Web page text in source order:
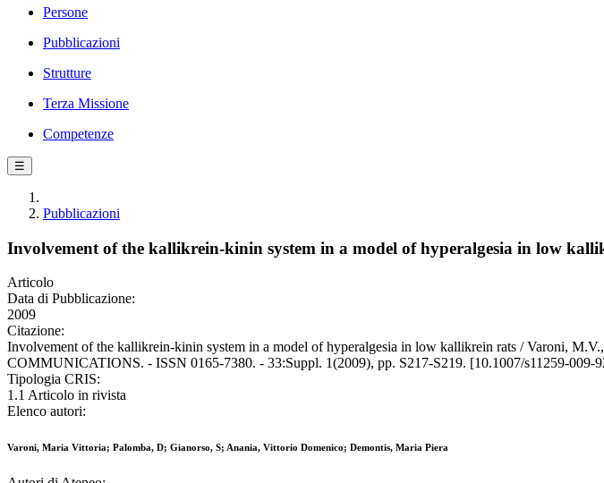
Persone
Pubblicazioni
Strutture
Terza Missione
Competenze
☰
Pubblicazioni
Involvement of the kallikrein-kinin system in a model of hyperalgesia in low
Articolo
Data di Pubblicazione:
2009
Citazione:
Involvement of the kallikrein-kinin system in a model of hyperalgesia in low kallikrein rats / Varoni,
COMMUNICATIONS. - ISSN 0165-7380. - 33:Suppl. 1(2009), pp. S217-S219. [10.1007/s11259-009-
Tipologia CRIS:
1.1 Articolo in rivista
Elenco autori:
Varoni, Maria Vittoria; Palomba, D; Gianorso, S; Anania, Vittorio Domenico; Demontis, Maria Piera